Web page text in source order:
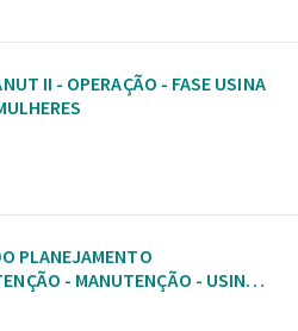
II - OPERAÇÃO - FASE USINA
PLANEJAMENTO
- MANUTENÇÃO - USINA -